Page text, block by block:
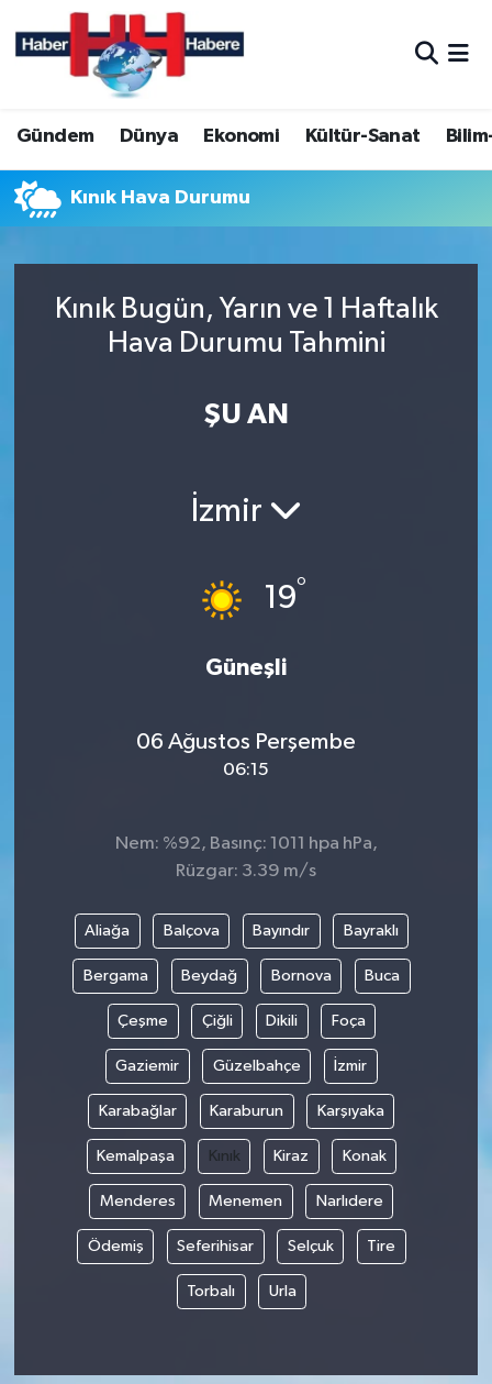
Gündem Dünya Ekonomi Kültür-Sanat
Kınık Hava Durumu
Kınık Bugün, Yarın ve 1 Haftalık
Hava Durumu Tahmini
ŞU AN
İzmir
19°
Güneşli
06 Ağustos Perşembe
06:15
Nem: %92, Basınç: 1011 hpa hPa,
Rüzgar: 3.39 m/s
Aliağa Balçova Bayındır Bayraklı
Bergama Beydağ Bornova Buca
Çeşme Çiğli Dikili Foça
Gaziemir Güzelbahçe İzmir
Karabağlar Karaburun Karşıyaka
Kemalpaşa Kınık Kiraz Konak
Menderes Menemen Narlıdere
Ödemiş Seferihisar Selçuk Tire
Torbalı Urla
Hava Durumu
Trafik Durumu
Süper Lig Puan Durumu ve Fikstür
Son Dakika Haberleri